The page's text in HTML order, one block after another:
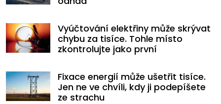
Vyúčtování elektřiny může skrývat
chybu za tisíce. Tohle místo
zkontrolujte jako první
Fixace energií může ušetřit tisíce.
Jen ne ve chvíli, kdy ji podepíšete
ze strachu